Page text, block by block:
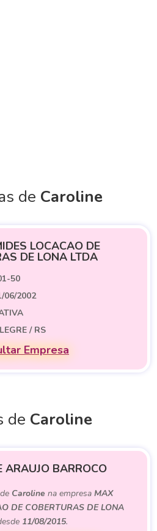
de Caroline
LOCACAO DE
DE LONA LTDA
50
06/2002
/ RS
Empresa
de Caroline
ARAUJO BARROCO
Caroline na empresa MAX
DE COBERTURAS DE LONA
11/08/2015.